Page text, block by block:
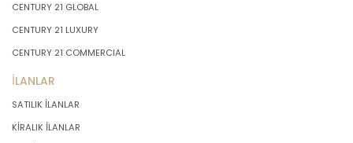
CENTURY 21 GLOBAL
CENTURY 21 LUXURY
CENTURY 21 COMMERCIAL
İLANLAR
SATILIK İLANLAR
KİRALIK İLANLAR